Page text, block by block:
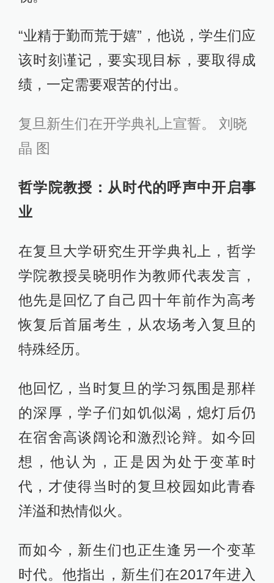
“业精于勤而荒于嬉”，他说，学生们应
该时刻谨记，要实现目标，要取得成
绩，一定需要艰苦的付出。
复旦新生们在开学典礼上宣誓。 刘晓
晶 图
哲学院教授：从时代的呼声中开启事
业
在复旦大学研究生开学典礼上，哲学
学院教授吴晓明作为教师代表发言，
他先是回忆了自己四十年前作为高考
恢复后首届考生，从农场考入复旦的
特殊经历。
他回忆，当时复旦的学习氛围是那样
的深厚，学子们如饥似渴，熄灯后仍
在宿舍高谈阔论和激烈论辩。如今回
想，他认为，正是因为处于变革时
代，才使得当时的复旦校园如此青春
洋溢和热情似火。
而如今，新生们也正生逢另一个变革
时代。他指出，新生们在2017年进入